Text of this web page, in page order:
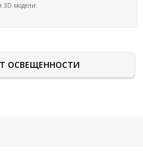
3D модели:
ОСВЕЩЕННОСТИ